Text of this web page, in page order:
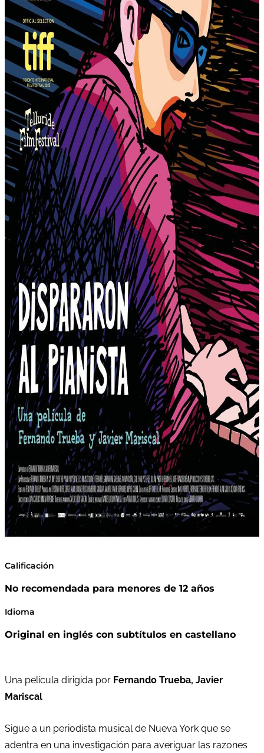
Calificación
No recomendada para menores de 12 años
Idioma
Original en inglés con subtítulos en castellano
Una película dirigida por Fernando Trueba, Javier
Mariscal
Sigue a un periodista musical de Nueva York que se
adentra en una investigación para averiguar las razones